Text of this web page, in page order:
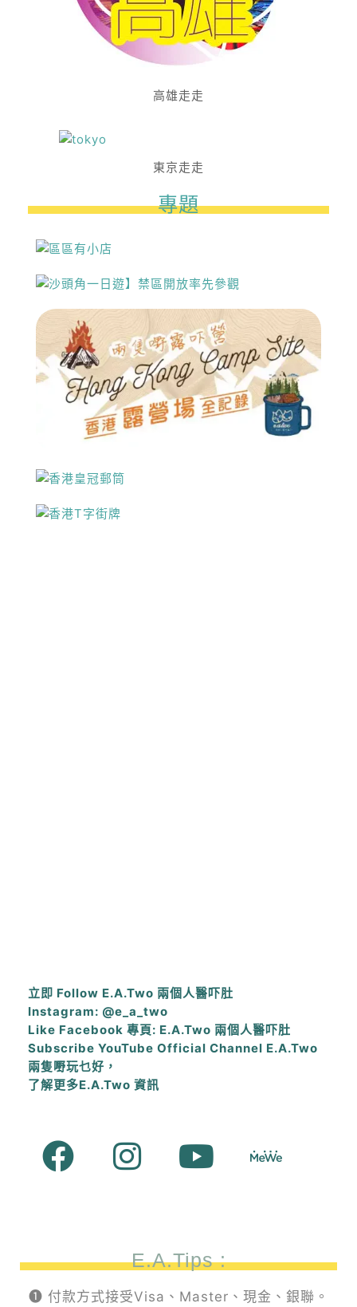
高雄走走
東京走走
專題
立即 Follow E.A.Two 兩個人醫吓肚
Instagram: @e_a_two
Like Facebook 專頁: E.A.Two 兩個人醫吓肚
Subscribe YouTube Official Channel E.A.Two
兩隻嘢玩乜好，
了解更多E.A.Two 資訊
E.A.Tips :
❶ 付款方式接受Visa、Master、現金、銀聯。